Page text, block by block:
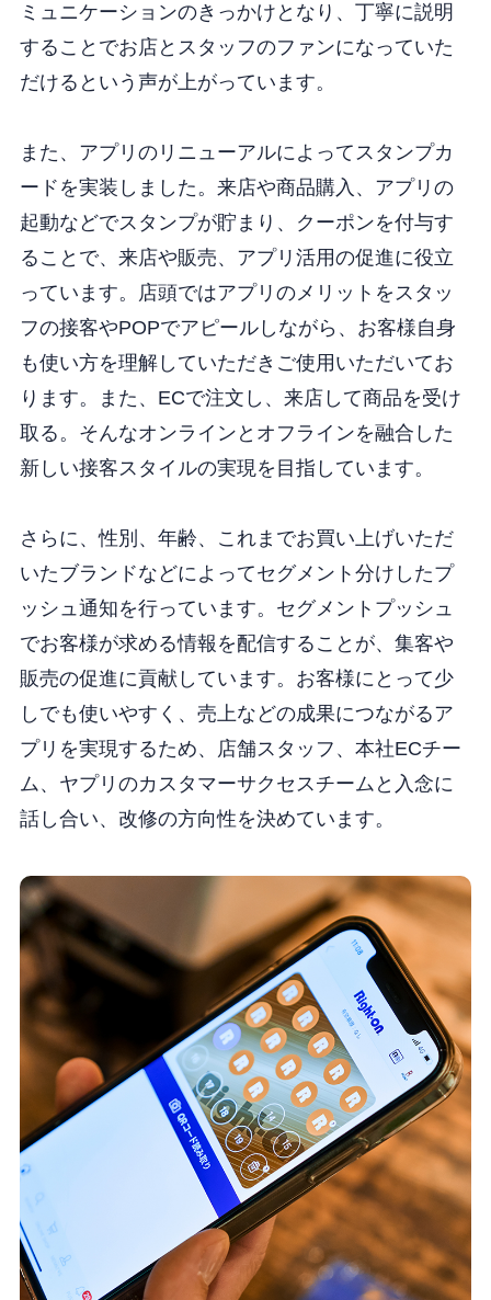
ミュニケーションのきっかけとなり、丁寧に説明
することでお店とスタッフのファンになっていた
だけるという声が上がっています。
また、アプリのリニューアルによってスタンプカ
ードを実装しました。来店や商品購入、アプリの
起動などでスタンプが貯まり、クーポンを付与す
ることで、来店や販売、アプリ活用の促進に役立
っています。店頭ではアプリのメリットをスタッ
フの接客やPOPでアピールしながら、お客様自身
も使い方を理解していただきご使用いただいてお
ります。また、ECで注文し、来店して商品を受け
取る。そんなオンラインとオフラインを融合した
新しい接客スタイルの実現を目指しています。
さらに、性別、年齢、これまでお買い上げいただ
いたブランドなどによってセグメント分けしたプ
ッシュ通知を行っています。セグメントプッシュ
でお客様が求める情報を配信することが、集客や
販売の促進に貢献しています。お客様にとって少
しでも使いやすく、売上などの成果につながるア
プリを実現するため、店舗スタッフ、本社ECチー
ム、ヤプリのカスタマーサクセスチームと入念に
話し合い、改修の方向性を決めています。